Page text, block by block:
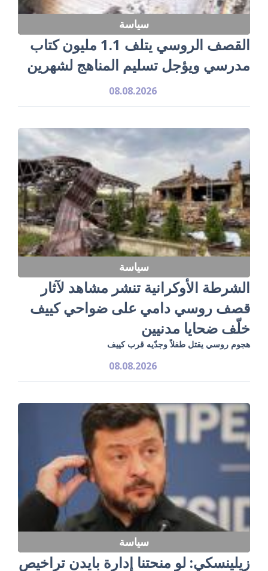
سياسة
القصف الروسي يتلف 1.1 مليون كتاب
مدرسي ويؤجل تسليم المناهج لشهرين
08.08.2026
سياسة
الشرطة الأوكرانية تنشر مشاهد لآثار
قصف روسي دامي على ضواحي كييف
خلّف ضحايا مدنيين
هجوم روسي يقتل طفلاً وجدّيه قرب كييف
08.08.2026
سياسة
زيلينسكي: لو منحتنا إدارة بايدن تراخيص